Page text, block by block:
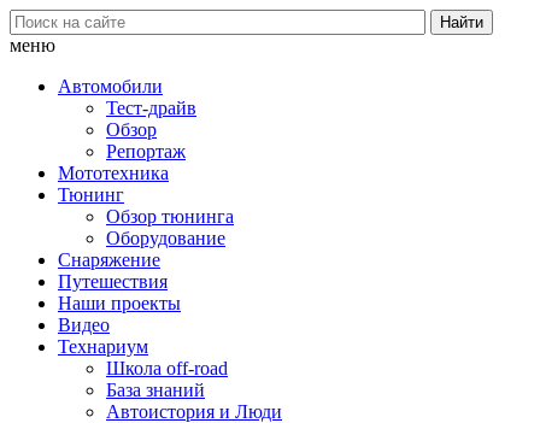
меню
Автомобили
Тест-драйв
Обзор
Репортаж
Мототехника
Тюнинг
Обзор тюнинга
Оборудование
Снаряжение
Путешествия
Наши проекты
Видео
Технариум
Школа off-road
База знаний
Автоистория и Люди